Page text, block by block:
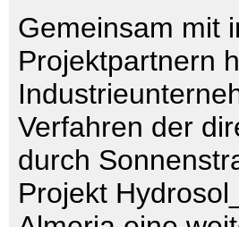
Gemeinsam mit
Projektpartnern
Verfahren der
durch
Projekt